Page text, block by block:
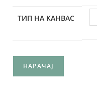
ТИП НА КАНВАС
НАРАЧАЈ